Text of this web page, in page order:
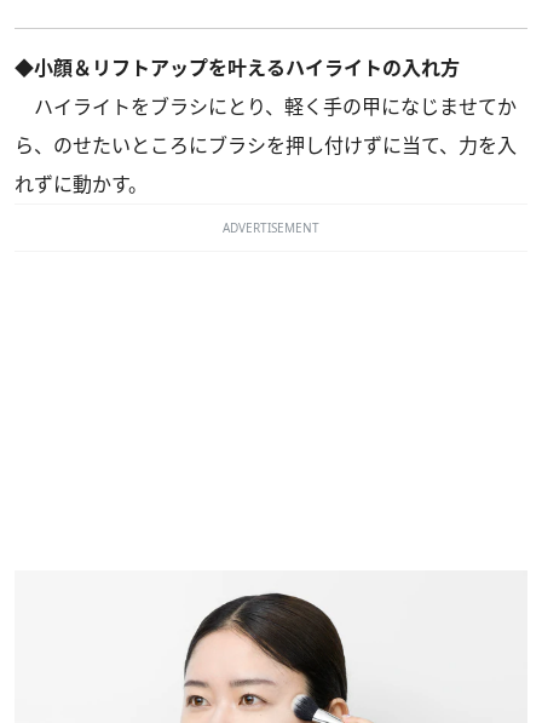
◆小顔＆リフトアップを叶えるハイライトの入れ方
ハイライトをブラシにとり、軽く手の甲になじませてか
ら、のせたいところにブラシを押し付けずに当て、力を入
れずに動かす。
ADVERTISEMENT